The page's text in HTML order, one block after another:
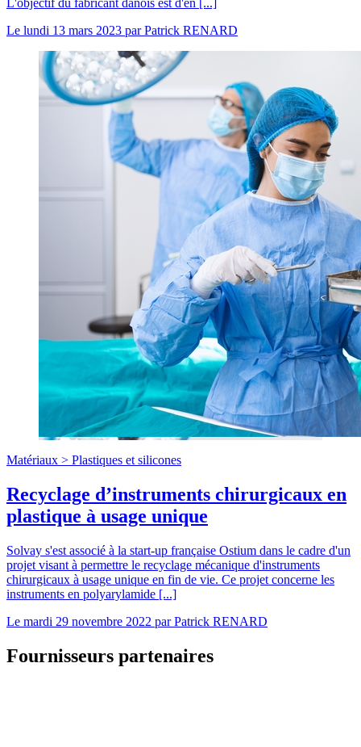
L'objectif du fabricant danois est d'en [...]
Le lundi 13 mars 2023 parPatrick RENARD
Matériaux > Plastiques et silicones
Recyclage d’instruments chirurgicaux en
plastique à usage unique
Solvay s'est associé à la start-up française Ostium dans le cadre d'un
projet visant à permettre le recyclage mécanique d'instruments
chirurgicaux à usage unique en fin de vie. Ce projet concerne les
instruments en polyarylamide [...]
Le mardi 29 novembre 2022 parPatrick RENARD
Fournisseurs partenaires